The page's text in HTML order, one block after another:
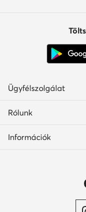
Ügyfélszolgálat
Rólunk
Információk